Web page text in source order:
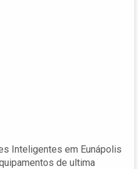
Inteligentes em Eunápolis
de ultima